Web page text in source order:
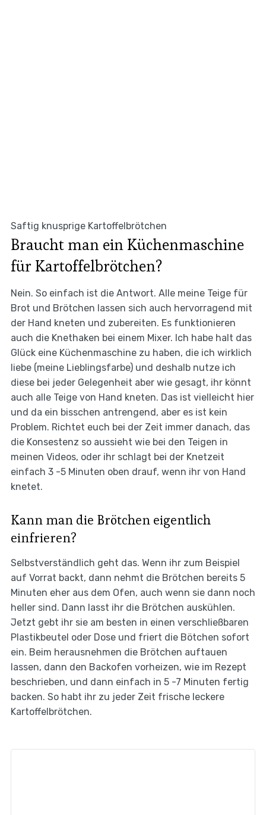
Saftig knusprige Kartoffelbrötchen
Braucht man ein Küchenmaschine
für Kartoffelbrötchen?
Nein. So einfach ist die Antwort. Alle meine Teige für
Brot und Brötchen lassen sich auch hervorragend mit
der Hand kneten und zubereiten. Es funktionieren
auch die Knethaken bei einem Mixer. Ich habe halt das
Glück eine Küchenmaschine zu haben, die ich wirklich
liebe (meine Lieblingsfarbe) und deshalb nutze ich
diese bei jeder Gelegenheit aber wie gesagt, ihr könnt
auch alle Teige von Hand kneten. Das ist vielleicht hier
und da ein bisschen antrengend, aber es ist kein
Problem. Richtet euch bei der Zeit immer danach, das
die Konsestenz so aussieht wie bei den Teigen in
meinen Videos, oder ihr schlagt bei der Knetzeit
einfach 3 -5 Minuten oben drauf, wenn ihr von Hand
knetet.
Kann man die Brötchen eigentlich
einfrieren?
Selbstverständlich geht das. Wenn ihr zum Beispiel
auf Vorrat backt, dann nehmt die Brötchen bereits 5
Minuten eher aus dem Ofen, auch wenn sie dann noch
heller sind. Dann lasst ihr die Brötchen auskühlen.
Jetzt gebt ihr sie am besten in einen verschließbaren
Plastikbeutel oder Dose und friert die Bötchen sofort
ein. Beim herausnehmen die Brötchen auftauen
lassen, dann den Backofen vorheizen, wie im Rezept
beschrieben, und dann einfach in 5 -7 Minuten fertig
backen. So habt ihr zu jeder Zeit frische leckere
Kartoffelbrötchen.